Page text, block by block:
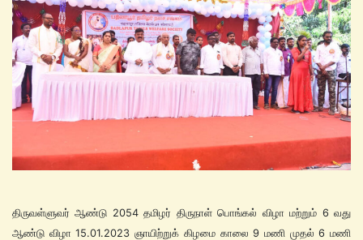
திருவள்ளுவர் ஆண்டு 2054 தமிழர் திருநாள் பொங்கல் விழா மற்றும் 6 வது
ஆண்டு விழா 15.01.2023 ஞாயிற்றுக் கிழமை காலை 9 மணி முதல் 6 மணி